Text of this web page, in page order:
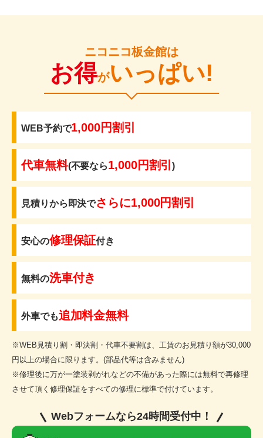
ニコニコ板金館は
お得がいっぱい!
WEB予約で1,000円割引
代車無料(不要なら1,000円割引)
見積りから即決でさらに1,000円割引
安心の修理保証付き
無料の洗車付き
外車でも追加料金無料
※WEB見積り割・即決割・代車不要割は、工賃のお見積り額が30,000
円以上の場合に限ります。(部品代等は含みません)
※修理後に万が一塗装剥がれなどの不備があった際には無料で再修理
させて頂く修理保証をすべての修理に標準で付けています。
Webフォームなら24時間受付中！